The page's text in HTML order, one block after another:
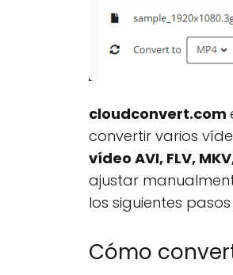
cloudconvert.com
convertir varios
vídeo AVI, FLV,
ajustar
los siguientes
Cómo